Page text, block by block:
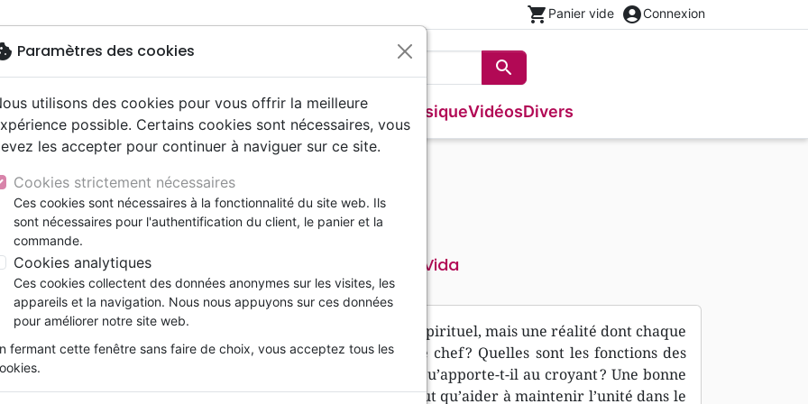
shopping_cart Panier vide account_circleConnexion
search
Rechercher
NouveautésBibles
Testaments
Etude biblique
Segond 21
Segond
NEG
Livres
Bandes dessinées
Famille, couple
Souffrance, Relation d'aide
Santé
eBooks
Couple
Découverte de la foi
Méditations
Souffrance, Relation d'aide
Psychologie
Jeunesse
ans
Adolescents, jeunes
Bibles jeunesse
Musique
Latino, Folk
Soul
Rap, Hip-hop
Instrumental
Louange, Adoration
Hardrock, Métal
Vidéos
animés
conférences
Films, fiction
Documentaires, reportages
Divers
Jeux
Accessoires de Bible
Papeterie
du corps de Christ (La)
Réalité du corps de Christ (La)
Référence Vida
Description Détails du produit
Le corps de Christ n’est pas un simple concept spirituel, mais une réalité dont chaque
croyant doit prendre conscience. Qui en est le chef ? Quelles sont les fonctions des
membres ? Quelles sont les limites du corps ? Qu’apporte-t-il au croyant ? Une bonne
compréhension de ces principes de base ne peut qu’aider à maintenir l’unité dans le
Paramètres des cookies
utilisons des cookies pour vous offrir la meilleure
possible. Certains cookies sont nécessaires, vous
les accepter pour continuer à naviguer sur ce site.
Cookies strictement nécessaires
Ces cookies sont nécessaires à la fonctionnalité du site web. Ils
sont nécessaires pour l'authentification du client, le panier et la
commande.
Cookies analytiques
Ces cookies collectent des données anonymes sur les visites, les
appareils et la navigation. Nous nous appuyons sur ces données
pour améliorer notre site web.
fermant cette fenêtre sans faire de choix, vous acceptez tous les